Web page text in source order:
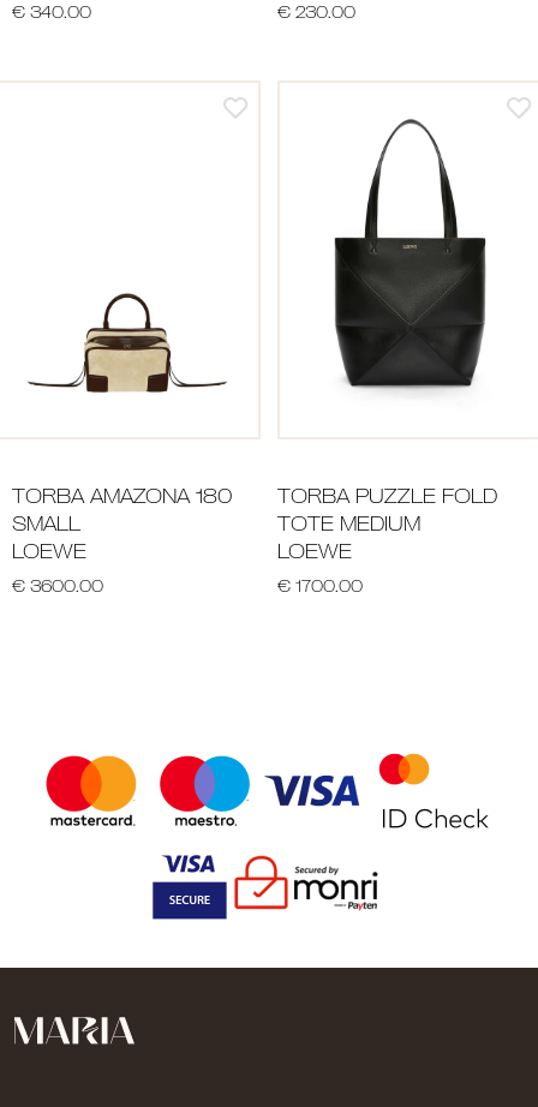
€ 340.00 € 230.00
TORBA AMAZONA 180
SMALL
LOEWE
€ 3600.00
TORBA PUZZLE FOLD
TOTE MEDIUM
LOEWE
€ 1700.00